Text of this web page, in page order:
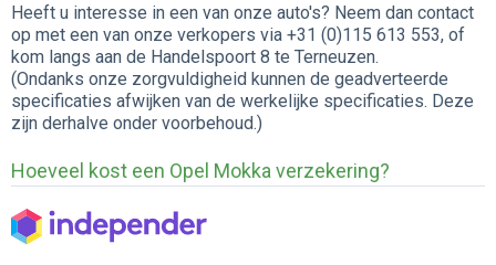
Heeft u interesse in een van onze auto's? Neem dan contact
op met een van onze verkopers via +31 (0)115 613 553, of
kom langs aan de Handelspoort 8 te Terneuzen.
(Ondanks onze zorgvuldigheid kunnen de geadverteerde
specificaties afwijken van de werkelijke specificaties. Deze
zijn derhalve onder voorbehoud.)
Hoeveel kost een Opel Mokka verzekering?